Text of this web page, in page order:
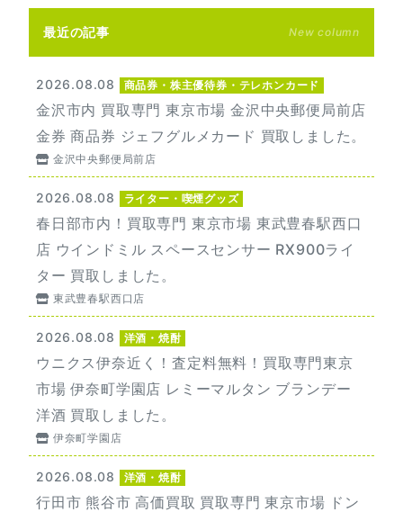
最近の記事 New column
2026.08.08 商品券・株主優待券・テレホンカード
金沢市内 買取専門 東京市場 金沢中央郵便局前店
金券 商品券 ジェフグルメカード 買取しました。
金沢中央郵便局前店
2026.08.08 ライター・喫煙グッズ
春日部市内！買取専門 東京市場 東武豊春駅西口
店 ウインドミル スペースセンサー RX900ライ
ター 買取しました。
東武豊春駅西口店
2026.08.08 洋酒・焼酎
ウニクス伊奈近く！査定料無料！買取専門東京
市場 伊奈町学園店 レミーマルタン ブランデー
洋酒 買取しました。
伊奈町学園店
2026.08.08 洋酒・焼酎
行田市 熊谷市 高価買取 買取専門 東京市場 ドン